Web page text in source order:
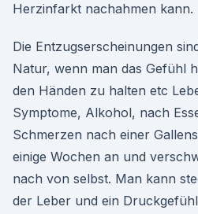
Herzinfarkt nachahmen kann.
Die Entzugserscheinungen
Natur, wenn man das Gefühl
den Händen zu halten etc
Symptome, Alkohol, nach
Schmerzen nach einer
einige Wochen an und
nach von selbst. Man kann
der Leber und ein